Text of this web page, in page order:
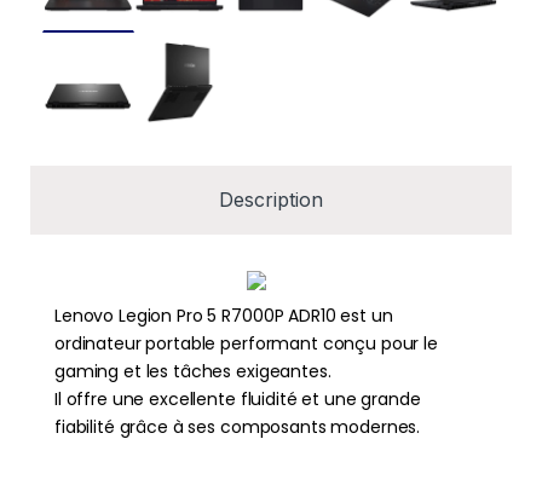
Description
Lenovo Legion Pro 5 R7000P ADR10 est un
ordinateur portable performant conçu pour le
gaming et les tâches exigeantes.
Il offre une excellente fluidité et une grande
fiabilité grâce à ses composants modernes.